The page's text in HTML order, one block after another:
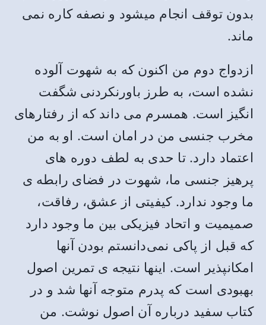
بدون توقف انجام میشود و نصفه کاره نمی
ماند.
ازدواج دوم من اکنون که به شهوت آلوده
نشده است، به طرز باورنکردنی شگفت
انگیز است. همسرم می داند که از رفتارهای
مخرب جنسی من در امان است. او به من
اعتماد دارد. تا حدی به لطف دوره های
پرهیز جنسی ما، شهوت در فضای رابطه ی
ما وجود ندارد. کیفیتی از عشق، رفاقت،
صمیمیت و اتحاد فیزیکی بین ما وجود دارد
که قبل از پاکی نمی‌دانستم بودن آنها
امکانپذیر است. اینها نتیجه ی تمرین اصول
بهبودی است که پدرم متوجه آنها شد و در
کتاب سفید درباره آن اصول نوشت. من